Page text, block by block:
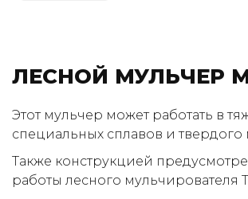
ЛЕСНОЙ МУЛЬЧЕР
Этот мульчер может работать в
специальных сплавов и твердого
Также конструкцией
работы лесного мульчирователя